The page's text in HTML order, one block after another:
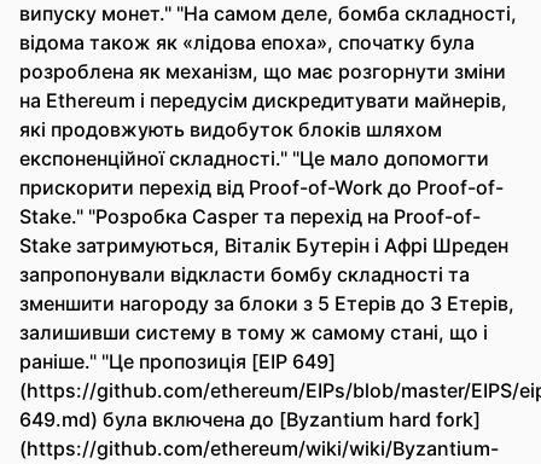
випуску монет." "На самом деле, бомба складності,
відома також як «лідова епоха», спочатку була
розроблена як механізм, що має розгорнути зміни
на Ethereum і передусім дискредитувати майнерів,
які продовжують видобуток блоків шляхом
експоненційної складності." "Це мало допомогти
прискорити перехід від Proof-of-Work до Proof-of-
Stake." "Розробка Casper та перехід на Proof-of-
Stake затримуються, Віталік Бутерін і Афрі Шреден
запропонували відкласти бомбу складності та
зменшити нагороду за блоки з 5 Етерів до 3 Етерів,
залишивши систему в тому ж самому стані, що і
раніше." "Це пропозиція [EIP 649]
(https://github.com/ethereum/EIPs/blob/master/EIPS/
649.md) була включена до [Byzantium hard fork]
(https://github.com/ethereum/wiki/wiki/Byzantium-